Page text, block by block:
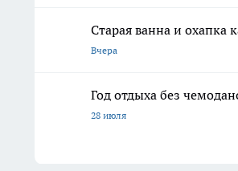
Старая ванна и охапка
Вчера
Год отдыха без
28 июля